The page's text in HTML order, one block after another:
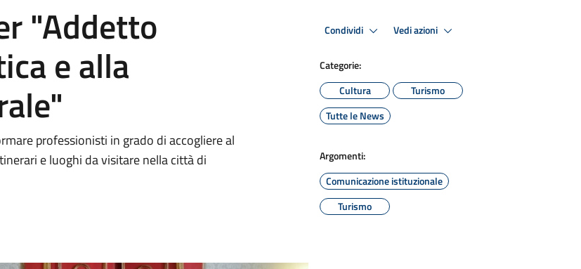
"Addetto
e alla
professionisti in grado di accogliere al
e luoghi da visitare nella città di
Condividi Vedi azioni
Categorie:
Cultura
Turismo
Tutte le News
Argomenti:
Comunicazione istituzionale
Turismo